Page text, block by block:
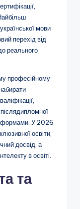
мови
перехід від
реального
професійному
У 2026
освіти,
досвід, а
в освіті.
та